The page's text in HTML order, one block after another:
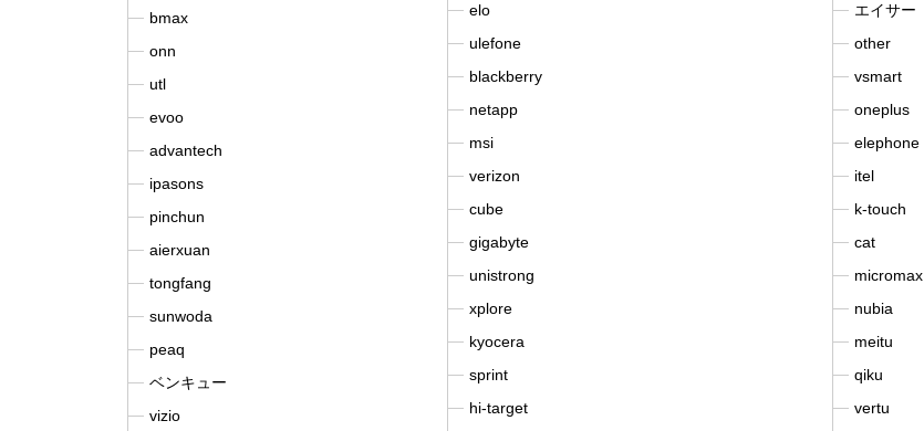
bmax
onn
utl
evoo
advantech
ipasons
pinchun
aierxuan
tongfang
sunwoda
peaq
ベンキュー
vizio
elo
ulefone
blackberry
netapp
msi
verizon
cube
gigabyte
unistrong
xplore
kyocera
sprint
hi-target
エイサー
other
vsmart
oneplus
elephone
itel
k-touch
cat
micromax
nubia
meitu
qiku
vertu